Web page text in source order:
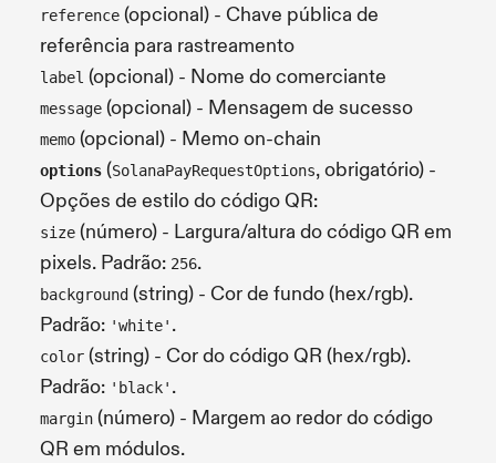
reference (opcional) - Chave pública de
referência para rastreamento
label (opcional) - Nome do comerciante
message (opcional) - Mensagem de sucesso
memo (opcional) - Memo on-chain
options (SolanaPayRequestOptions, obrigatório) -
Opções de estilo do código QR:
size (número) - Largura/altura do código QR em
pixels. Padrão: 256.
background (string) - Cor de fundo (hex/rgb).
Padrão: 'white' .
color (string) - Cor do código QR (hex/rgb).
Padrão: 'black' .
margin (número) - Margem ao redor do código
QR em módulos.